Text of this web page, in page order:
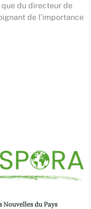
que du directeur de
de l’importance
Nouvelles du Pays